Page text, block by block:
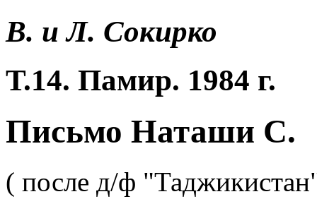
В. и Л. Сокирко
Т.14. Памир. 1984 г.
Письмо Наташи С.
( после д/ф